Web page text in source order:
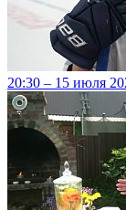
20:30 – 15 июля